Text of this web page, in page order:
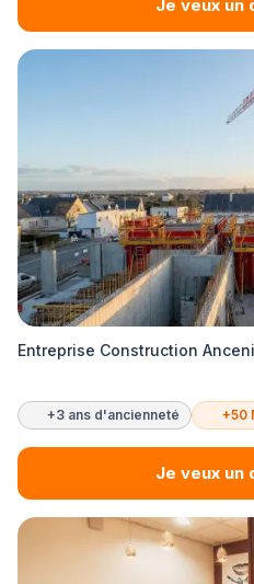
Je veux un
Entreprise Construction
+3 ans d'ancienneté +50
Je veux un